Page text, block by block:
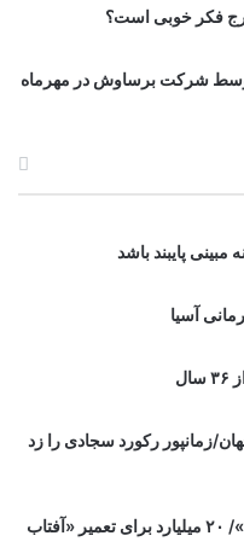
فکر خوبی است؟
شرکت برساوش در مهرماه
پایبند باشد
آسیا
زمانپور رکورد سجادی را زد
۸۰ میلیارد برای بازسازی «گلف انقلاب»/ ۲۰ میلیارد برای تعمیر «آفتاب